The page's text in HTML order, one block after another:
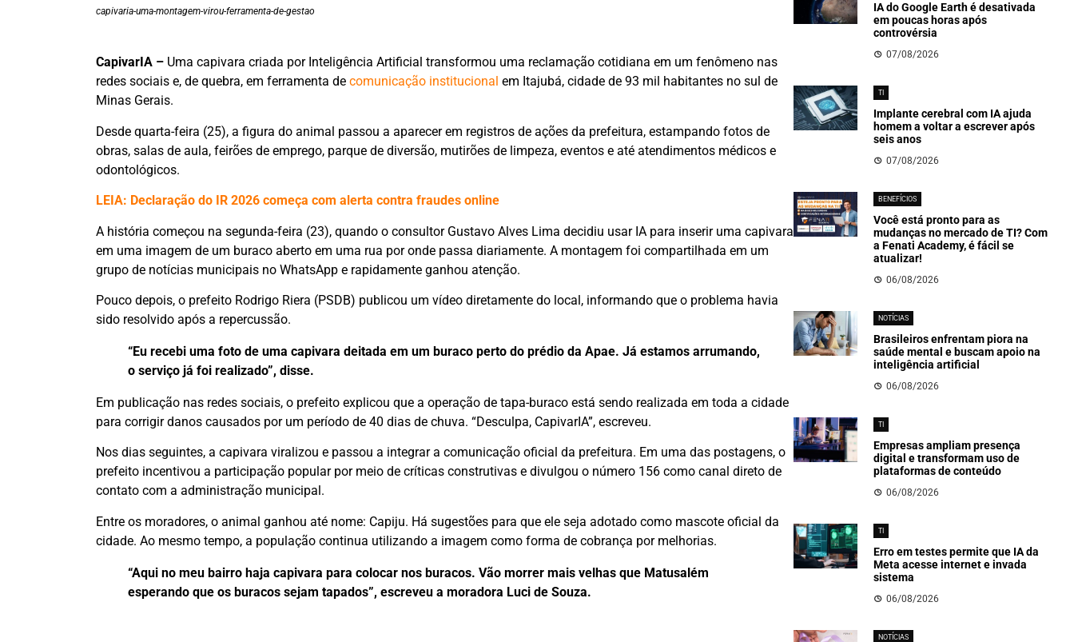
capivaria-uma-montagem-virou-ferramenta-de-gestao
CapivarIA –Uma capivara criada por Inteligência Artificial transformou uma reclamação cotidiana em um fenômeno nas
redes sociais e, de quebra, em ferramenta de comunicação institucional em Itajubá, cidade de 93 mil habitantes no sul de
Minas Gerais.
Desde quarta-feira (25), a figura do animal passou a aparecer em registros de ações da prefeitura, estampando fotos de
obras, salas de aula, feirões de emprego, parque de diversão, mutirões de limpeza, eventos e até atendimentos médicos e
odontológicos.
LEIA: Declaração do IR 2026 começa com alerta contra fraudes online
A história começou na segunda-feira (23), quando o consultor Gustavo Alves Lima decidiu usar IA para inserir uma capivara
em uma imagem de um buraco aberto em uma rua por onde passa diariamente. A montagem foi compartilhada em um
grupo de notícias municipais no WhatsApp e rapidamente ganhou atenção.
Pouco depois, o prefeito Rodrigo Riera (PSDB) publicou um vídeo diretamente do local, informando que o problema havia
sido resolvido após a repercussão.
“Eu recebi uma foto de uma capivara deitada em um buraco perto do prédio da Apae. Já estamos arrumando,
o serviço já foi realizado”, disse.
Em publicação nas redes sociais, o prefeito explicou que a operação de tapa-buraco está sendo realizada em toda a cidade
para corrigir danos causados por um período de 40 dias de chuva. “Desculpa, CapivarIA”, escreveu.
Nos dias seguintes, a capivara viralizou e passou a integrar a comunicação oficial da prefeitura. Em uma das postagens, o
prefeito incentivou a participação popular por meio de críticas construtivas e divulgou o número 156 como canal direto de
contato com a administração municipal.
Entre os moradores, o animal ganhou até nome: Capiju. Há sugestões para que ele seja adotado como mascote oficial da
cidade. Ao mesmo tempo, a população continua utilizando a imagem como forma de cobrança por melhorias.
“Aqui no meu bairro haja capivara para colocar nos buracos. Vão morrer mais velhas que Matusalém
esperando que os buracos sejam tapados”, escreveu a moradora Luci de Souza.
IA do Google Earth é desativada
em poucas horas após
controvérsia
07/08/2026
TI
Implante cerebral com IA ajuda
homem a voltar a escrever após
seis anos
07/08/2026
BENEFÍCIOS
Você está pronto para as
mudanças no mercado de TI? Com
a Fenati Academy, é fácil se
atualizar!
06/08/2026
NOTÍCIAS
Brasileiros enfrentam piora na
saúde mental e buscam apoio na
inteligência artificial
06/08/2026
TI
Empresas ampliam presença
digital e transformam uso de
plataformas de conteúdo
06/08/2026
TI
Erro em testes permite que IA da
Meta acesse internet e invada
sistema
06/08/2026
NOTÍCIAS